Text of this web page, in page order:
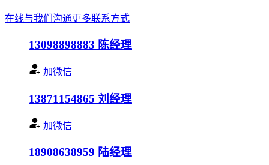
在线与我们沟通更多联系方式
13098898883 陈经理
加微信
13871154865 刘经理
加微信
18908638959 陆经理